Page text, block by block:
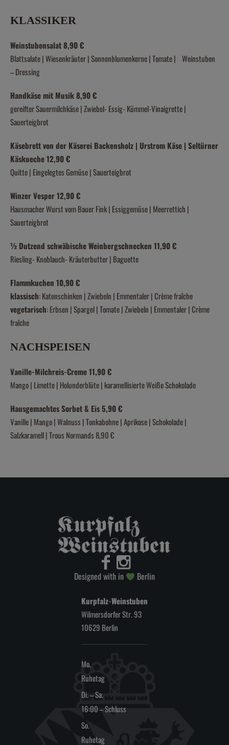
KLASSIKER
Weinstubensalat 8,90 €
Blattsalate | Wiesenkräuter | Sonnenblumenkerne | Tomate | Weinstuben
– Dressing
Handkäse mit Musik 8,90 €
gereifter Sauermilchkäse | Zwiebel- Essig- Kümmel-Vinaigrette |
Sauerteigbrot
Käsebrett von der Käserei Backensholz | Urstrom Käse | Seltürner
Käskueche 12,90 €
Quitte | Eingelegtes Gemüse | Sauerteigbrot
Winzer Vesper 12,90 €
Hausmacher Wurst vom Bauer Fink | Essiggemüse | Meerrettich |
Sauerteigbrot
½ Dutzend schwäbische Weinbergschnecken 11,90 €
Riesling- Knoblauch- Kräuterbutter | Baguette
Flammkuchen 10,90 €
klassisch: Katenschinken | Zwiebeln | Emmentaler | Crème fraîche
vegetarisch: Erbsen | Spargel | Tomate | Zwiebeln | Emmentaler | Crème
fraîche
NACHSPEISEN
Vanille-Milchreis-Creme 11,90 €
Mango | Limette | Holunderblüte | karamellisierte Weiße Schokolade
Hausgemachtes Sorbet & Eis 5,90 €
Vanille | Mango | Walnuss | Tonkabohne | Aprikose | Schokolade |
Salzkaramell | Trous Normands 8,90 €
Designed with in Berlin
Kurpfalz-Weinstuben
Wilmersdorfer Str. 93
10629 Berlin
Mo.
Ruhetag
Di. – Sa.
16:00 – Schluss
So.
Ruhetag